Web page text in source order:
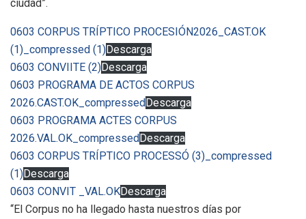
ciudad”.
0603 CORPUS TRÍPTICO PROCESIÓN2026_CAST.OK
(1)_compressed (1)Descarga
0603 CONVIITE (2)Descarga
0603 PROGRAMA DE ACTOS CORPUS
2026.CAST.OK_compressed Descarga
0603 PROGRAMA ACTES CORPUS
2026.VAL.OK_compressed Descarga
0603 CORPUS TRÍPTICO PROCESSÓ (3)_compressed
(1)Descarga
0603 CONVIT _VAL.OKDescarga
“El Corpus no ha llegado hasta nuestros días por